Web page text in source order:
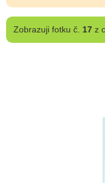
Zobrazujifotku č. 17z